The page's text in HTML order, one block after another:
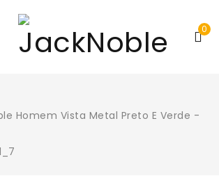
0
Homem Vista Metal Preto E Verde -